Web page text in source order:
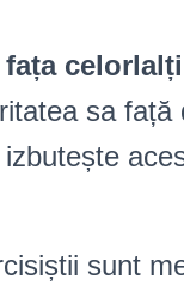
sa față
sunt